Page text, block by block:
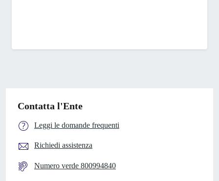
Contatta l'Ente
Leggi le domande frequenti
Richiedi assistenza
Numero verde 800994840